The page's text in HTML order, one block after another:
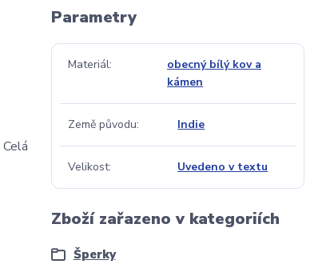
Celá
Parametry
Materiál
obecný bílý kov a
kámen
Země původu Indie
Velikost Uvedeno v textu
Zboží zařazeno v kategoriích
Šperky